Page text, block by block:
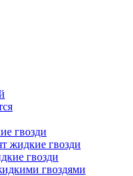
гвозди
жидкие гвозди
гвозди
гвоздями